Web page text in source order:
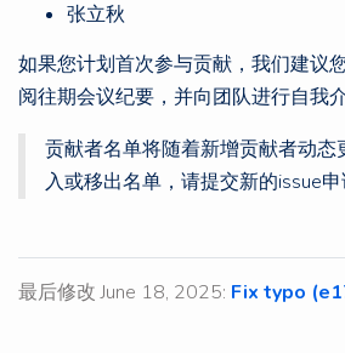
张立秋
如果您计划首次参与贡献，我们建议
阅往期会议纪要，并向团队进行自我介
贡献者名单将随着新增贡献者动态
入或移出名单，请提交新的issue申
最后修改 June 18, 2025: Fix typo